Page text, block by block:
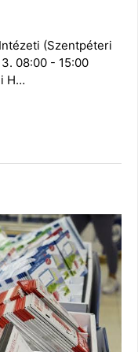
(Szentpéteri
08:00 - 15:00
H…